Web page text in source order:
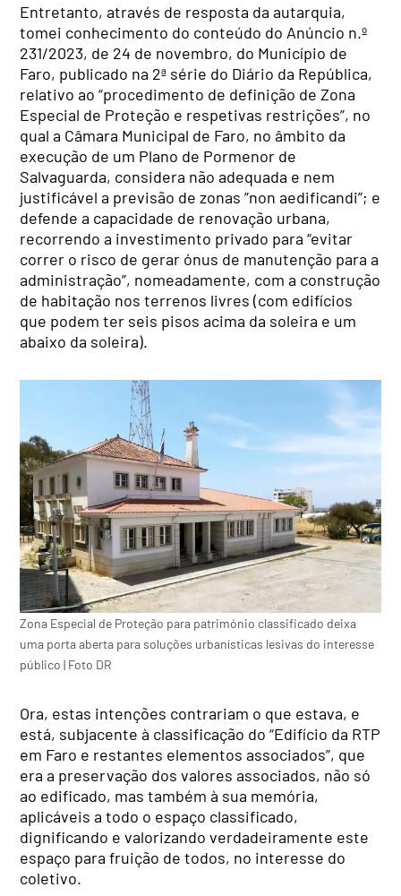
Entretanto, através de resposta da autarquia,
tomei conhecimento do conteúdo do Anúncio n.º
231/2023, de 24 de novembro, do Município de
Faro, publicado na 2ª série do Diário da República,
relativo ao “procedimento de definição de Zona
Especial de Proteção e respetivas restrições”, no
qual a Câmara Municipal de Faro, no âmbito da
execução de um Plano de Pormenor de
Salvaguarda, considera não adequada e nem
justificável a previsão de zonas ”non aedificandi”; e
defende a capacidade de renovação urbana,
recorrendo a investimento privado para “evitar
correr o risco de gerar ónus de manutenção para a
administração”, nomeadamente, com a construção
de habitação nos terrenos livres (com edifícios
que podem ter seis pisos acima da soleira e um
abaixo da soleira).
Zona Especial de Proteção para património classificado deixa
uma porta aberta para soluções urbanísticas lesivas do interesse
público | Foto DR
Ora, estas intenções contrariam o que estava, e
está, subjacente à classificação do “Edifício da RTP
em Faro e restantes elementos associados”, que
era a preservação dos valores associados, não só
ao edificado, mas também à sua memória,
aplicáveis a todo o espaço classificado,
dignificando e valorizando verdadeiramente este
espaço para fruição de todos, no interesse do
coletivo.